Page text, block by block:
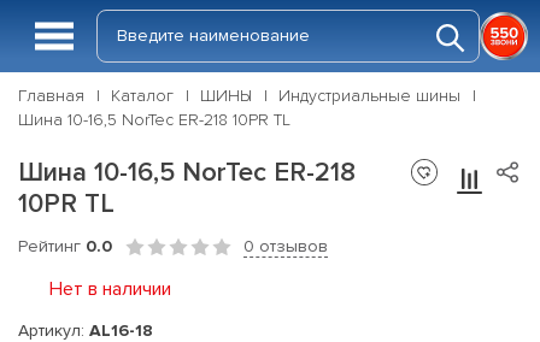
Главная Каталог ШИНЫ
Индустриальные шины
Шина 10-16,5 NorTec ER-218 10PR TL
Шина 10-16,5 NorTec ER-218
10PR TL
Рейтинг 0.0 0 отзывов
Нет в наличии
Артикул: AL16-18